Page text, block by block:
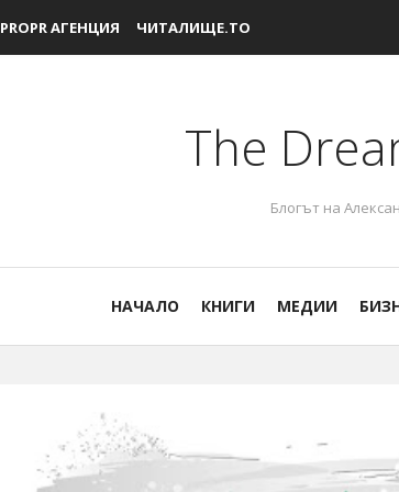
PROPR АГЕНЦИЯ ЧИТАЛИЩЕ.ТО
The
Блогът на
НАЧАЛО КНИГИ МЕДИИ